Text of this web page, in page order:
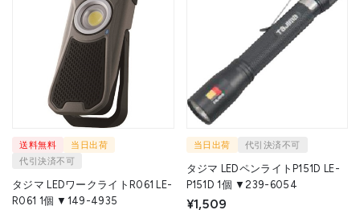
送料無料
当日出荷
代引決済不可
タジマ LEDワークライトR061 LE-
R061 1個 ▼149-4935
当日出荷 代引決済不可
タジマ LEDペンライトP151D LE-
P151D 1個 ▼239-6054
¥1,509